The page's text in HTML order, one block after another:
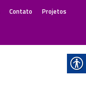
Contato Projetos